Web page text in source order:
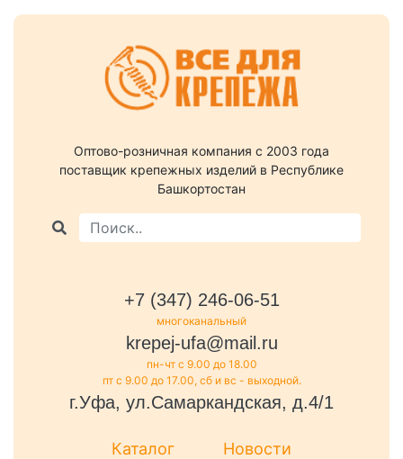
Оптово-розничная компания c 2003 года
поставщик крепежных изделий в Республике
Башкортостан
+7 (347) 246-06-51
многоканальный
krepej-ufa@mail.ru
пн-чт с 9.00 до 18.00
пт с 9.00 до 17.00, сб и вс - выходной.
г.Уфа, ул.Самаркандская, д.4/1
Каталог
Новости